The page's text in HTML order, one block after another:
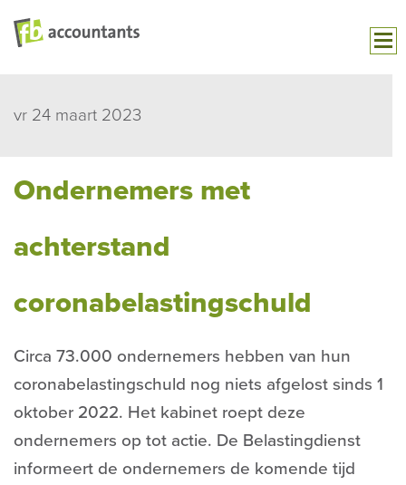
vr 24 maart 2023
Ondernemers met
achterstand
coronabelastingschuld
Circa 73.000 ondernemers hebben van hun
coronabelastingschuld nog niets afgelost sinds 1
oktober 2022. Het kabinet roept deze
ondernemers op tot actie. De Belastingdienst
informeert de ondernemers de komende tijd